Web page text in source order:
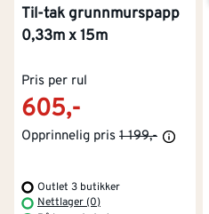
Til-tak grunnmurspapp
0,33m x 15m
Pris per rul
605,-
Opprinnelig pris 1 199,-
Outlet 3 butikker
Nettlager (0)